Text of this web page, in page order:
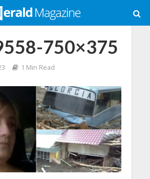
750×375
1 Min Read